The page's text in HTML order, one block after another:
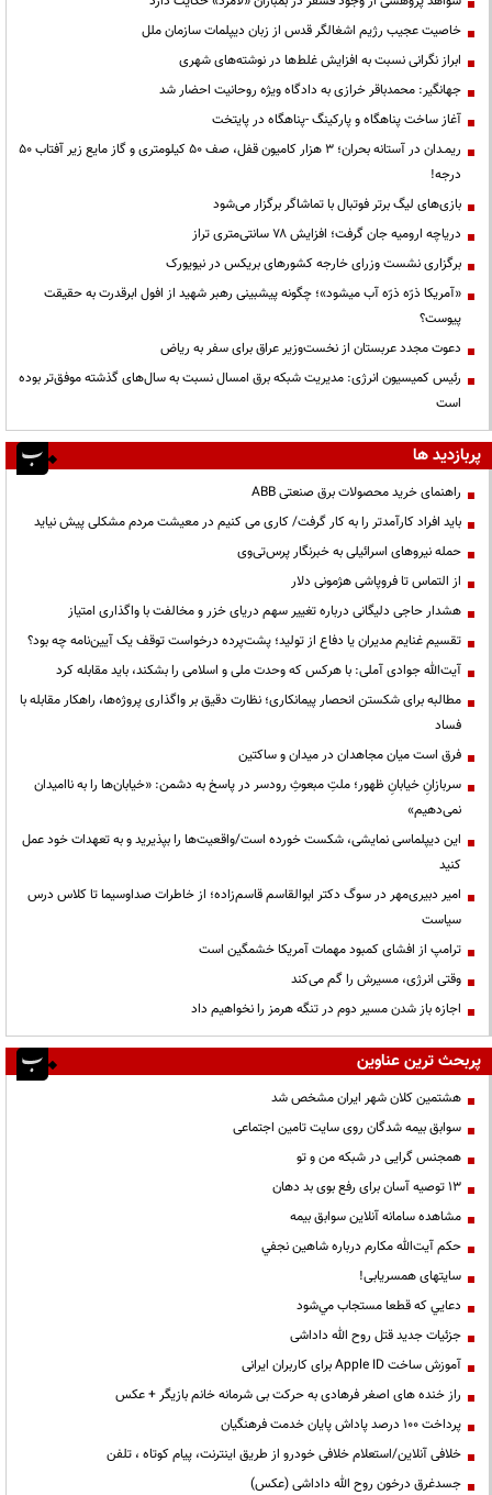
خاصیت عجیب رژیم اشغالگر قدس از زبان دیپلمات سازمان ملل
ابراز نگرانی نسبت به افزایش غلط‌ها در نوشته‌های شهری
جهانگیر: محمدباقر خرازی به دادگاه ویژه روحانیت احضار شد
آغاز ساخت پناهگاه و پارکینگ -پناهگاه در پایتخت
ریمـدان در آستانه بحران؛ ۳ هزار کامیون قفل، صف ۵۰ کیلومتری و گاز مایع زیر آفتاب ۵۰
درجه!
بازی‌های لیگ برتر فوتبال با تماشاگر برگزار می‌شود
دریاچه ارومیه جان گرفت؛ افزایش ۷۸ سانتی‌متری تراز
برگزاری نشست وزرای خارجه کشورهای بریکس در نیویورک
«آمریکا ذرّه ذرّه آب میشود»؛ چگونه پیشبینی رهبر شهید از افول ابرقدرت به حقیقت
پیوست؟
دعوت مجدد عربستان از نخست‌وزیر عراق برای سفر به ریاض
رئیس کمیسیون انرژی: مدیریت شبکه برق امسال نسبت به سال‌های گذشته موفق‌تر بوده
است
پربازدید ها
راهنمای خرید محصولات برق صنعتی ABB
باید افراد کارآمدتر را به کار گرفت/ کاری می کنیم در معیشت مردم مشکلی پیش نیاید
حمله نیروهای اسرائیلی به خبرنگار پرس‌تی‌وی
از التماس تا فروپاشی هژمونی دلار
هشدار حاجی دلیگانی درباره تغییر سهم دریای خزر و مخالفت با واگذاری امتیاز
تقسیم غنایم مدیران یا دفاع از تولید؛ پشت‌پرده درخواست توقف یک آیین‌نامه چه بود؟
آیت‌الله جوادی آملی: با هرکس که وحدت ملی و اسلامی را بشکند، باید مقابله کرد
مطالبه برای شکستن انحصار پیمانکاری؛ نظارت دقیق بر واگذاری پروژه‌ها، راهکار مقابله با
فساد
فرق است میان مجاهدان در میدان و ساکتین
سربازانِ خیابانِ ظهور؛ ملتِ مبعوثِ رودسر در پاسخ به دشمن: «خیابان‌ها را به ناامیدان
نمی‌دهیم»
این دیپلماسی نمایشی، شکست خورده است/واقعیت‌ها را بپذیرید و به تعهدات خود عمل
کنید
امیر دبیری‌مهر در سوگ دکتر ابوالقاسم قاسم‌زاده؛ از خاطرات صداوسیما تا کلاس درس
سیاست
ترامپ از افشای کمبود مهمات آمریکا خشمگین است
وقتی انرژی، مسیرش را گم می‌کند
اجازه باز شدن مسیر دوم در تنگه هرمز را نخواهیم داد
پربحث ترین عناوین
هشتمین کلان شهر ایران مشخص شد
سوابق بیمه شدگان روی سایت تامین اجتماعی
همجنس گرایی در شبکه من و تو
13 توصیه آسان برای رفع بوی بد دهان
مشاهده سامانه آنلاين سوابق بیمه
حكم آيت‌الله مكارم درباره شاهين نجفي
سایتهای همسریابی!
دعايي كه قطعا مستجاب مي‌شود
جزئیات جدید قتل روح الله داداشی
آموزش ساخت Apple ID برای کاربران ایرانی
راز خنده های اصغر فرهادی به حرکت بی شرمانه خانم بازیگر + عکس
پرداخت ۱۰۰ درصد پاداش پایان خدمت فرهنگیان
خلافی آنلاین/استعلام خلافی خودرو از طریق اینترنت، پیام کوتاه ، تلفن
جسدغرق درخون روح الله داداشی (عکس)